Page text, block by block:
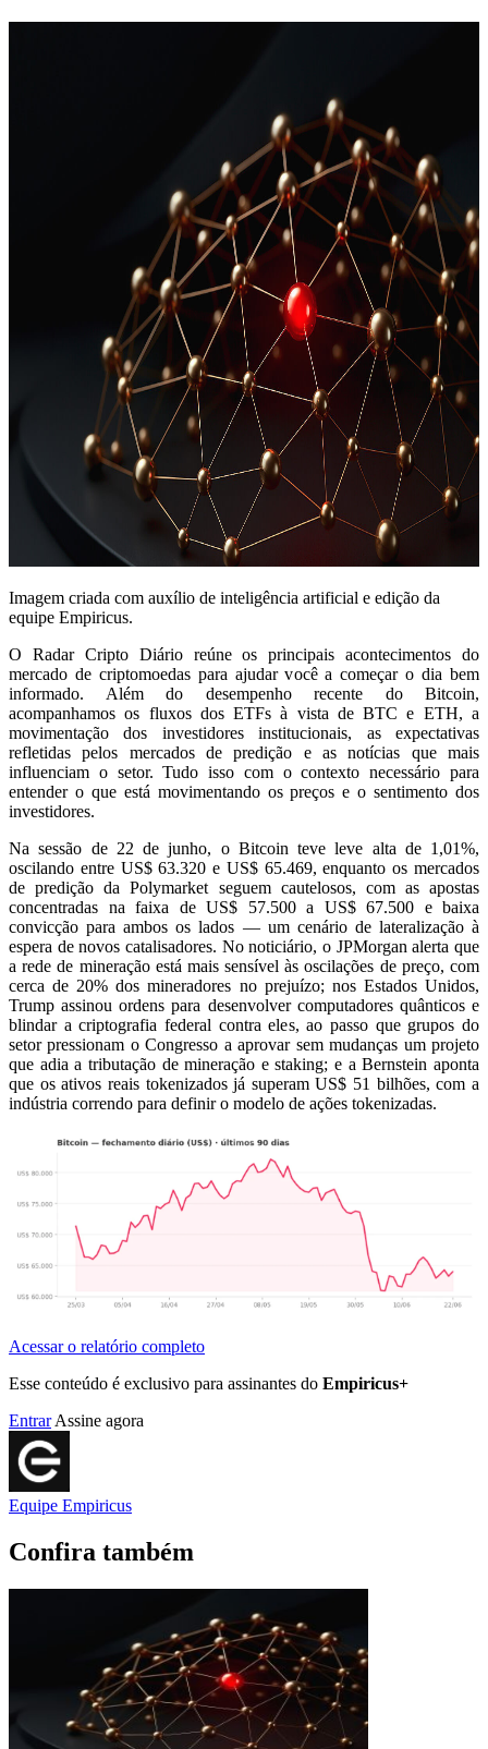
Imagem criada com auxílio de inteligência artificial e edição da
equipe Empiricus.
O Radar Cripto Diário reúne os principais acontecimentos do
mercado de criptomoedas para ajudar você a começar o dia bem
informado. Além do desempenho recente do Bitcoin,
acompanhamos os fluxos dos ETFs à vista de BTC e ETH, a
movimentação dos investidores institucionais, as expectativas
refletidas pelos mercados de predição e as notícias que mais
influenciam o setor. Tudo isso com o contexto necessário para
entender o que está movimentando os preços e o sentimento dos
investidores.
Na sessão de 22 de junho, o Bitcoin teve leve alta de 1,01%,
oscilando entre US$ 63.320 e US$ 65.469, enquanto os mercados
de predição da Polymarket seguem cautelosos, com as apostas
concentradas na faixa de US$ 57.500 a US$ 67.500 e baixa
convicção para ambos os lados — um cenário de lateralização à
espera de novos catalisadores. No noticiário, o JPMorgan alerta que
a rede de mineração está mais sensível às oscilações de preço, com
cerca de 20% dos mineradores no prejuízo; nos Estados Unidos,
Trump assinou ordens para desenvolver computadores quânticos e
blindar a criptografia federal contra eles, ao passo que grupos do
setor pressionam o Congresso a aprovar sem mudanças um projeto
que adia a tributação de mineração e staking; e a Bernstein aponta
que os ativos reais tokenizados já superam US$ 51 bilhões, com a
indústria correndo para definir o modelo de ações tokenizadas.
Acessar o relatório completo
Esse conteúdo é exclusivo para assinantes do Empiricus+
Entrar Assine agora
Equipe Empiricus
Confira também